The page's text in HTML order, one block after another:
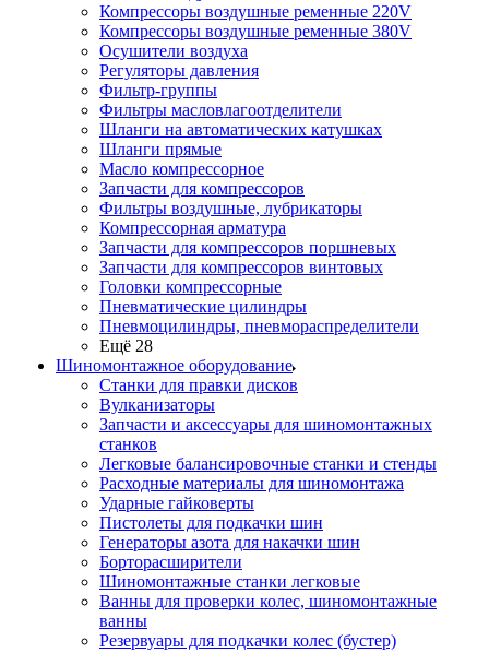
Компрессоры воздушные ременные 220V
Компрессоры воздушные ременные 380V
Осушители воздуха
Регуляторы давления
Фильтр-группы
Фильтры масловлагоотделители
Шланги на автоматических катушках
Шланги прямые
Масло компрессорное
Запчасти для компрессоров
Фильтры воздушные, лубрикаторы
Компрессорная арматура
Запчасти для компрессоров поршневых
Запчасти для компрессоров винтовых
Головки компрессорные
Пневматические цилиндры
Пневмоцилиндры, пневмораспределители
Ещё 28
Шиномонтажное оборудование
Станки для правки дисков
Вулканизаторы
Запчасти и аксессуары для шиномонтажных
станков
Легковые балансировочные станки и стенды
Расходные материалы для шиномонтажа
Ударные гайковерты
Пистолеты для подкачки шин
Генераторы азота для накачки шин
Борторасширители
Шиномонтажные станки легковые
Ванны для проверки колес, шиномонтажные
ванны
Резервуары для подкачки колес (бустер)